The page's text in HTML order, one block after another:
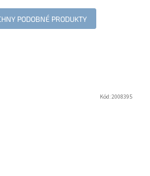
Kód:2008395
PODOBNÉ PRODUKTY